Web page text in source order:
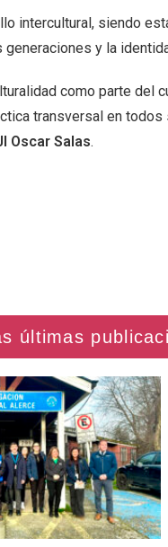
intercultural, siendo
y la
como parte del
transversal en
Oscar Salas.